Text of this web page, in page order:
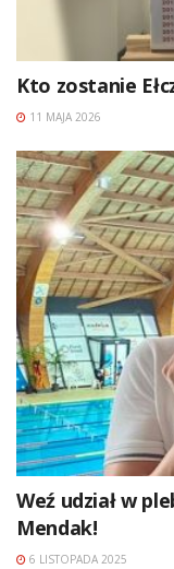
Kto zostanie
11 MAJA 2026
Weź udział w
Mendak!
6 LISTOPADA 2025